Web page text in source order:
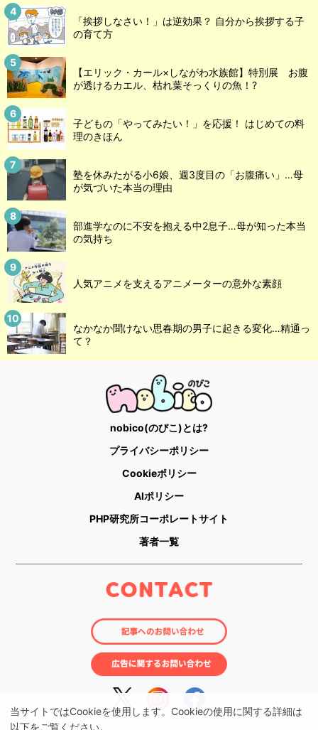
当サイトではCookieを使用します。Cookieの使用に関する詳細は
以下をご覧ください。
「挨拶しなさい！」は逆効果？ 自分から挨拶する子
の育て方
【エリック・カール×しながわ水族館】特別展 お腹
が透けるカエル、枯れ葉そっくりの魚！?
子どもの「やってみたい！」を応援！ はじめての料
理のきほん
塾を休みたがる小6娘、週3度目の「お腹痛い」…母
が気づいた本当の理由
部進学なのに不安を抱える中2息子…母が知った本当
の気持ち
人気アニメを支えるアニメーターの意外な素顔
なかなか聞けない思春期の男子に起きる変化…精通っ
て？
nobico(のびこ)とは?
プライバシーポリシー
Cookieポリシー
AIポリシー
PHP研究所コーポレートサイト
著者一覧